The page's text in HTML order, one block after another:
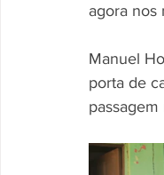
agora nos
Manuel
porta de